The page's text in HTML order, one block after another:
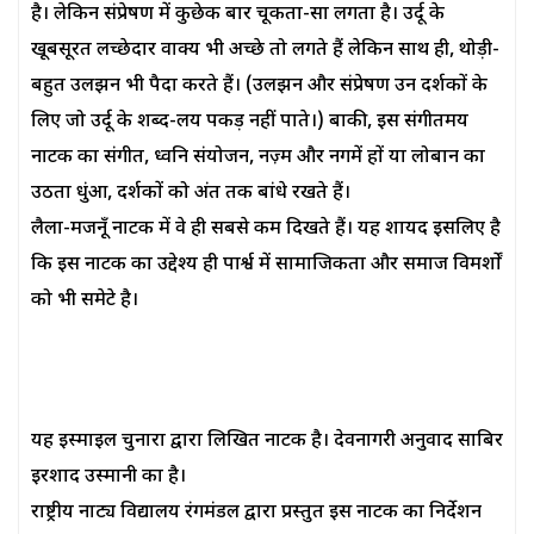
है। लेकिन संप्रेषण में कुछेक बार चूकता-सा लगता है। उर्दू के
खूबसूरत लच्छेदार वाक्य भी अच्छे तो लगते हैं लेकिन साथ ही, थोड़ी-
बहुत उलझन भी पैदा करते हैं। (उलझन और संप्रेषण उन दर्शकों के
लिए जो उर्दू के शब्द-लय पकड़ नहीं पाते।) बाकी, इस संगीतमय
नाटक का संगीत, ध्वनि संयोजन, नज़्म और नगमें हों या लोबान का
उठता धुंआ, दर्शकों को अंत तक बांधे रखते हैं।
लैला-मजनूँ नाटक में वे ही सबसे कम दिखते हैं। यह शायद इसलिए है
कि इस नाटक का उद्देश्य ही पार्श्व में सामाजिकता और समाज विमर्शों
को भी समेटे है।
यह इस्माइल चुनारा द्वारा लिखित नाटक है। देवनागरी अनुवाद साबिर
इरशाद उस्मानी का है।
राष्ट्रीय नाट्य विद्यालय रंगमंडल द्वारा प्रस्तुत इस नाटक का निर्देशन